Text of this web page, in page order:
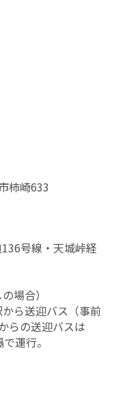
柿崎633
号線・天城峠経
場合）
ら送迎バス（事前
らの送迎バスは
運行。